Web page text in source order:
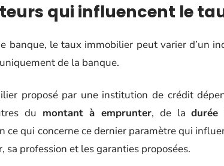
qui influencent le
banque, le taux immobilier peut varier d’un
de la banque.
proposé par une institution de crédit
du montant à emprunter, de la
ce qui concerne ce dernier paramètre qui
sa profession et les garanties proposées.